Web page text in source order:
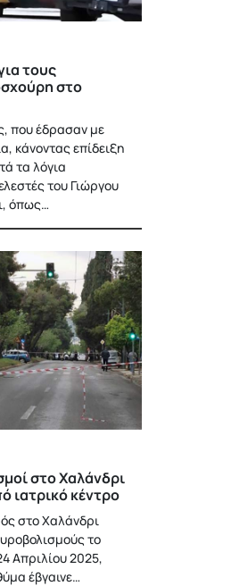
τους
στο
που έδρασαν με
κάνοντας επίδειξη
τα λόγια
του Γιώργου
όπως…
στο Χαλάνδρι
ιατρικό κέντρο
στο Χαλάνδρι
το
Απριλίου 2025,
έβγαινε…